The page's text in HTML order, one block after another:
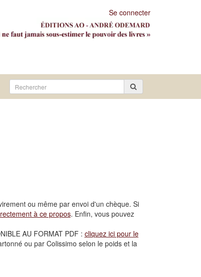
Se connecter
Rechercher
sur
ou même par envoi d'un chèque. Si
à ce propos. Enfin, vous pouvez
AU FORMAT PDF : cliquez ici pour le
ou par Colissimo selon le poids et la